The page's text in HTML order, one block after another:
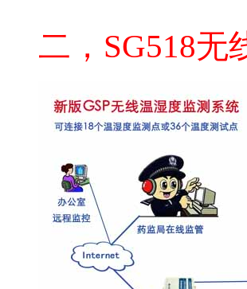
二，SG518无